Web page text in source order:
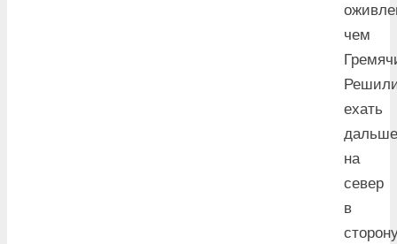
чем
ехать
дальше
на
север
в